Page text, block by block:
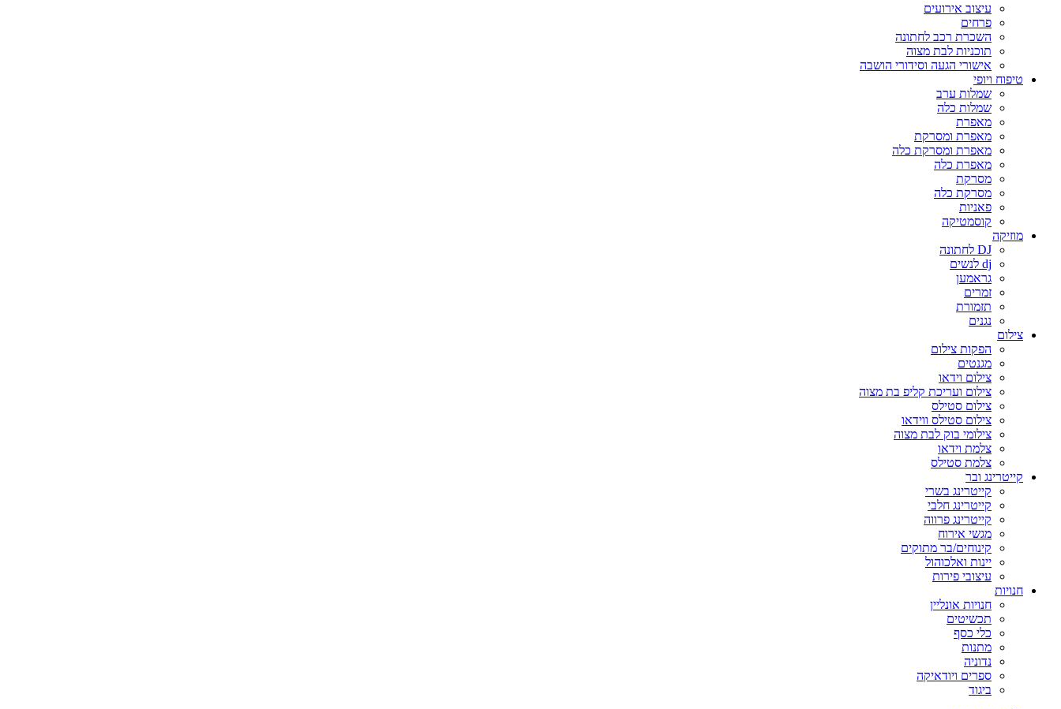
עיצוב אירועים
פרחים
השכרת רכב לחתונה
תוכניות לבת מצוה
אישורי הגעה וסידורי הושבה
טיפוח ויופי
שמלות ערב
שמלות כלה
מאפרת
מאפרת ומסרקת
מאפרת ומסרקת כלה
מאפרת כלה
מסרקת
מסרקת כלה
פאניות
קוסמטיקה
מוזיקה
DJ לחתונה
dj לנשים
גראמען
זמרים
תזמורת
נגנים
צילום
הפקות צילום
מגנטים
צילום וידאו
צילום ועריכת קליפ בת מצוה
צילום סטילס
צילום סטילס ווידאו
צילומי בוק לבת מצוה
צלמת וידאו
צלמת סטילס
קייטרינג ובר
קייטרינג בשרי
קייטרינג חלבי
קייטרינג פרווה
מגשי אירוח
קינוחים/בר מתוקים
יינות ואלכוהול
עיצובי פירות
חנויות
חנויות אונליין
תכשיטים
כלי כסף
מתנות
נדוניה
ספרים ויודאיקה
ביגוד